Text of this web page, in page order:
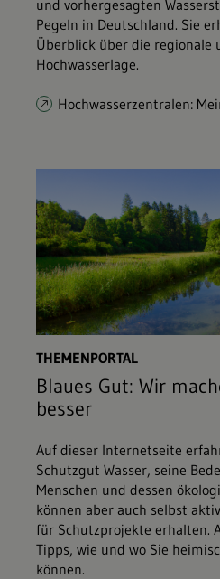
und vorhergesagten
Pegeln in Deutschland. Sie
Überblick über die regionale
Hochwasserlage.
Hochwasserzentralen:
THEMENPORTAL
Blaues Gut: Wir
besser
Auf dieser Internetseite
Schutzgut Wasser, seine
Menschen und dessen
können aber auch selbst
für Schutzprojekte erhalten.
Tipps, wie und wo Sie
können.